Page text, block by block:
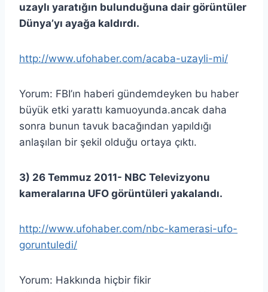
uzaylı yaratığın bulunduğuna dair görüntüler
Dünya’yı ayağa kaldırdı.
http://www.ufohaber.com/acaba-uzayli-mi/
Yorum: FBI’ın haberi gündemdeyken bu haber
büyük etki yarattı kamuoyunda.ancak daha
sonra bunun tavuk bacağından yapıldığı
anlaşılan bir şekil olduğu ortaya çıktı.
3) 26 Temmuz 2011- NBC Televizyonu
kameralarına UFO görüntüleri yakalandı.
http://www.ufohaber.com/nbc-kamerasi-ufo-
goruntuledi/
Yorum: Hakkında hiçbir fikir